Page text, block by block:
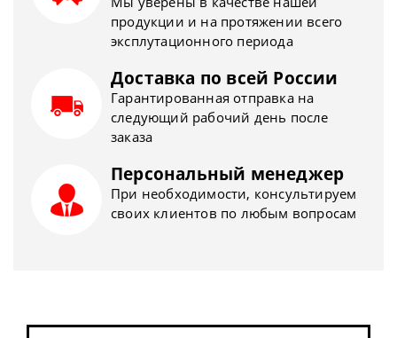
продукции и на протяжении всего
эксплутационного периода
Доставка по всей России
Гарантированная отправка на
следующий рабочий день после
заказа
Персональный менеджер
При необходимости, консультируем
своих клиентов по любым вопросам